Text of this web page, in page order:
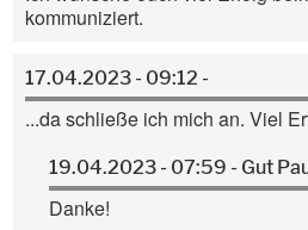
kommuniziert.
17.04.2023 - 09:12 -
...da schließe ich mich an. Viel
19.04.2023 - 07:59 - Gut
Danke!